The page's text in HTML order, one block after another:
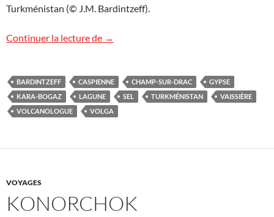
Turkménistan (© J.M. Bardintzeff).
Continuer la lecture de Lagune de Kara-Bogaz
→
BARDINTZEFF CASPIENNE CHAMP-SUR-DRAC
GYPSE
KARA-BOGAZ
LAGUNE SEL TURKMÉNISTAN
VAISSIÈRE
VOLCANOLOGUE
VOLGA
VOYAGES
KONORCHOK